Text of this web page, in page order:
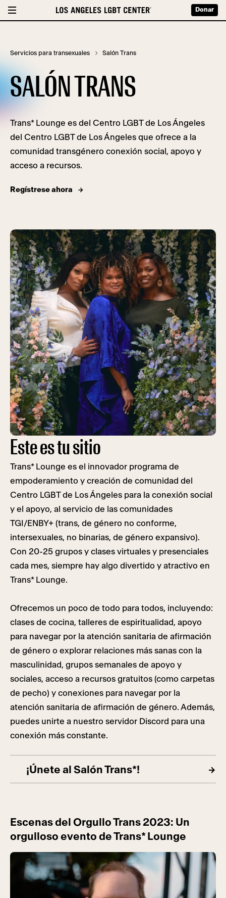
Donar
Servicios para transexuales Salón Trans
SALÓN TRANS
Trans* Lounge es del Centro LGBT de Los Ángeles
del Centro LGBT de Los Ángeles que ofrece a la
comunidad transgénero conexión social, apoyo y
acceso a recursos.
Regístrese ahora
Este es tu sitio
Trans* Lounge es el innovador programa de
empoderamiento y creación de comunidad del
Centro LGBT de Los Ángeles para la conexión social
y el apoyo, al servicio de las comunidades
TGI/ENBY+ (trans, de género no conforme,
intersexuales, no binarias, de género expansivo).
Con 20-25 grupos y clases virtuales y presenciales
cada mes, siempre hay algo divertido y atractivo en
Trans* Lounge.
Ofrecemos un poco de todo para todos, incluyendo:
clases de cocina, talleres de espiritualidad, apoyo
para navegar por la atención sanitaria de afirmación
de género o explorar relaciones más sanas con la
masculinidad, grupos semanales de apoyo y
sociales, acceso a recursos gratuitos (como carpetas
de pecho) y conexiones para navegar por la
atención sanitaria de afirmación de género. Además,
puedes unirte a nuestro servidor Discord para una
conexión más constante.
¡Únete al Salón Trans*!
Escenas del Orgullo Trans 2023: Un
orgulloso evento de Trans* Lounge